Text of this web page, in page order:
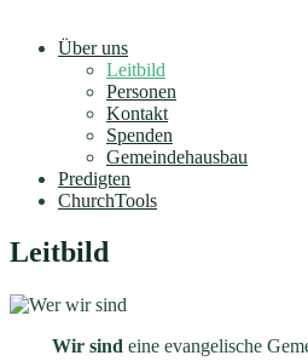
Über uns
Leitbild
Personen
Kontakt
Spenden
Gemeindehausbau
Predigten
ChurchTools
Leitbild
Wir sind eine evangelische